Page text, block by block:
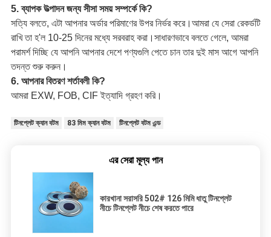
5. ব্যাপক উত্পাদন জন্য সীসা সময় সম্পর্কে কি?
সত্যি বলতে, এটা আপনার অর্ডার পরিমাণের উপর নির্ভর করে।আমরা যে সেরা রেকর্ডটি
রাখি তা হ'ল 10-25 দিনের মধ্যে সরবরাহ করা।সাধারণভাবে বলতে গেলে, আমরা
পরামর্শ দিচ্ছি যে আপনি আপনার দেশে পণ্যগুলি পেতে চান তার দুই মাস আগে আপনি
তদন্ত শুরু করুন।
6. আপনার বিতরণ শর্তাবলী কি?
আমরা EXW, FOB, CIF ইত্যাদি গ্রহণ করি।
টিনপ্লেট ক্যান বটম 83 মিম ক্যান বটম টিনপ্লেট বটম এন্ড
এর সেরা মূল্য পান
কারখানা সরাসরি 502# 126 মিমি ধাতু টিনপ্লেট
নীচে টিনপ্লেট নীচে শেষ করতে পারে